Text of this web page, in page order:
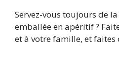
Servez-vous toujours de
emballée en apéritif ?
et à votre famille, et faites